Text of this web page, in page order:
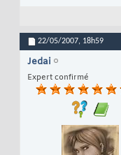
22/05/2007, 18h59
Jedai
Expert confirmé